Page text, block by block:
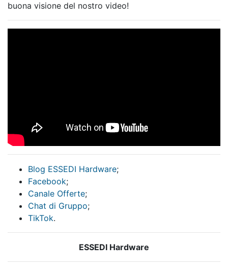
buona visione del nostro video!
Blog ESSEDI Hardware;
Facebook;
Canale Offerte;
Chat di Gruppo;
TikTok.
ESSEDI Hardware